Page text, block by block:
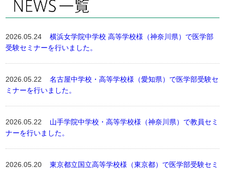
2026.05.24横浜女学院中学校 高等学校様（神奈川県）で医学部
受験セミナーを行いました。
2026.05.22名古屋中学校・高等学校様（愛知県）で医学部受験セ
ミナーを行いました。
2026.05.22 山手学院中学校・高等学校様（神奈川県）で教員セミ
ナーを行いました。
2026.05.20東京都立国立高等学校様（東京都）で医学部受験セミ